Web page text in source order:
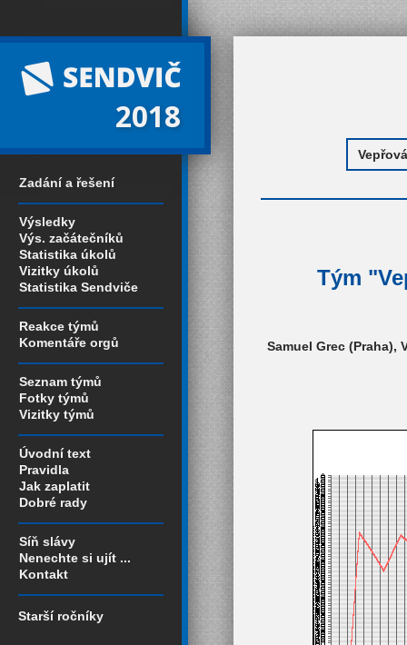
2018
Zadání a řešení
Výsledky
Výs. začátečníků
Statistika úkolů
Vizitky úkolů
Statistika Sendviče
Reakce týmů
Komentáře orgů
Seznam týmů
Fotky týmů
Vizitky týmů
Úvodní text
Pravidla
Jak zaplatit
Dobré rady
Síň slávy
Nenechte si ujít ...
Kontakt
Starší ročníky
Tým
Samuel Grec (Praha),